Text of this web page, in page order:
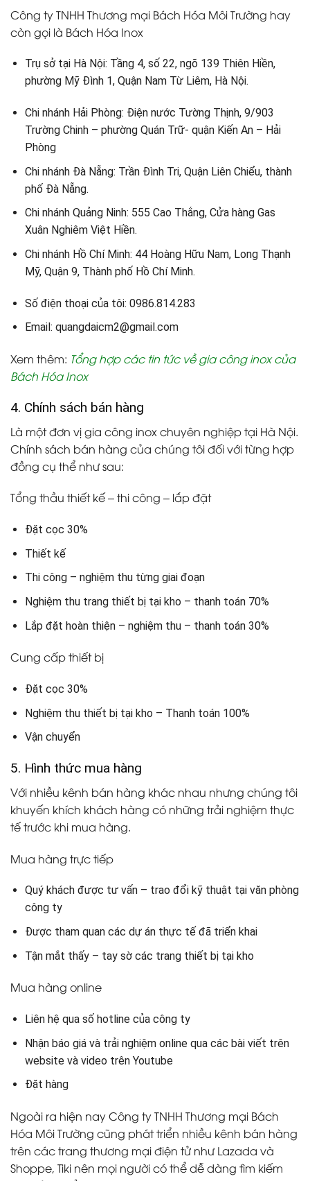
Công ty TNHH Thương mại Bách Hóa Môi Trường hay
còn gọi là Bách Hóa Inox
Trụ sở tại Hà Nội: Tầng 4, số 22, ngõ 139 Thiên Hiền,
phường Mỹ Đình 1, Quận Nam Từ Liêm, Hà Nội.
Chi nhánh Hải Phòng: Điện nước Tường Thịnh, 9/903
Trường Chinh – phường Quán Trữ- quận Kiến An – Hải
Phòng
Chi nhánh Đà Nẵng: Trần Đình Tri, Quận Liên Chiểu, thành
phố Đà Nẵng.
Chi nhánh Quảng Ninh: 555 Cao Thắng, Cửa hàng Gas
Xuân Nghiêm Việt Hiền.
Chi nhánh Hồ Chí Minh: 44 Hoàng Hữu Nam, Long Thạnh
Mỹ, Quận 9, Thành phố Hồ Chí Minh.
Số điện thoại của tôi: 0986.814.283
Email: quangdaicm2@gmail.com
Xem thêm: Tổng hợp các tin tức về gia công inox của
Bách Hóa Inox
4. Chính sách bán hàng
Là một đơn vị gia công inox chuyên nghiệp tại Hà Nội.
Chính sách bán hàng của chúng tôi đối với từng hợp
đồng cụ thể như sau:
Tổng thầu thiết kế – thi công – lắp đặt
Đặt cọc 30%
Thiết kế
Thi công – nghiệm thu từng giai đoạn
Nghiệm thu trang thiết bị tại kho – thanh toán 70%
Lắp đặt hoàn thiện – nghiệm thu – thanh toán 30%
Cung cấp thiết bị
Đặt cọc 30%
Nghiệm thu thiết bị tại kho – Thanh toán 100%
Vận chuyển
5. Hình thức mua hàng
Với nhiều kênh bán hàng khác nhau nhưng chúng tôi
khuyến khích khách hàng có những trải nghiệm thực
tế trước khi mua hàng.
Mua hàng trực tiếp
Quý khách được tư vấn – trao đổi kỹ thuật tại văn phòng
công ty
Được tham quan các dự án thực tế đã triển khai
Tận mắt thấy – tay sờ các trang thiết bị tại kho
Mua hàng online
Liên hệ qua số hotline của công ty
Nhận báo giá và trải nghiệm online qua các bài viết trên
website và video trên Youtube
Đặt hàng
Ngoài ra hiện nay Công ty TNHH Thương mại Bách
Hóa Môi Trường cũng phát triển nhiều kênh bán hàng
trên các trang thương mại điện tử như Lazada và
Shoppe, Tiki nên mọi người có thể dễ dàng tìm kiếm